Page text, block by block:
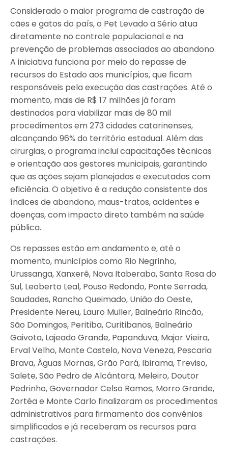
Considerado o maior programa de castração de
cães e gatos do país, o Pet Levado a Sério atua
diretamente no controle populacional e na
prevenção de problemas associados ao abandono.
A iniciativa funciona por meio do repasse de
recursos do Estado aos municípios, que ficam
responsáveis pela execução das castrações. Até o
momento, mais de R$ 17 milhões já foram
destinados para viabilizar mais de 80 mil
procedimentos em 273 cidades catarinenses,
alcançando 96% do território estadual. Além das
cirurgias, o programa inclui capacitações técnicas
e orientação aos gestores municipais, garantindo
que as ações sejam planejadas e executadas com
eficiência. O objetivo é a redução consistente dos
índices de abandono, maus-tratos, acidentes e
doenças, com impacto direto também na saúde
pública.
Os repasses estão em andamento e, até o
momento, municípios como Rio Negrinho,
Urussanga, Xanxerê, Nova Itaberaba, Santa Rosa do
Sul, Leoberto Leal, Pouso Redondo, Ponte Serrada,
Saudades, Rancho Queimado, União do Oeste,
Presidente Nereu, Lauro Muller, Balneário Rincão,
São Domingos, Peritiba, Curitibanos, Balneário
Gaivota, Lajeado Grande, Papanduva, Major Vieira,
Erval Velho, Monte Castelo, Nova Veneza, Pescaria
Brava, Águas Mornas, Grão Pará, Ibirama, Treviso,
Salete, São Pedro de Alcântara, Meleiro, Doutor
Pedrinho, Governador Celso Ramos, Morro Grande,
Zortéa e Monte Carlo finalizaram os procedimentos
administrativos para firmamento dos convênios
simplificados e já receberam os recursos para
castrações.